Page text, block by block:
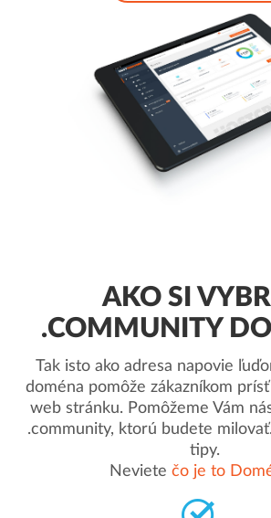
AKO SI
.COMMUNITY
Tak isto ako adresa napovie
doména pomôže zákazníkom
web stránku. Pomôžeme Vám
.community, ktorú budete
tipy.
Neviete čo je to